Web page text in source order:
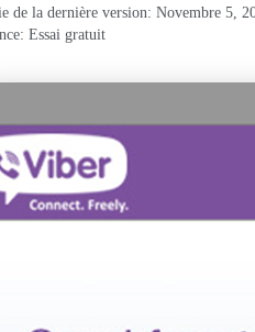
de la dernière version: Novembre 5,
Essai gratuit